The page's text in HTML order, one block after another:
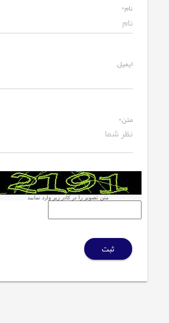
نام*
ایمیل
متن*
متن تصویر را در کادر زیر وارد نمایید
ثبت